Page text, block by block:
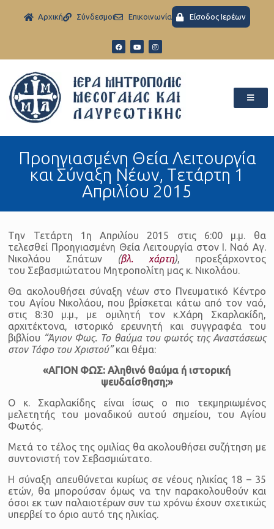
Aρχική Σύνδεσμοι Eπικοινωνία Είσοδος Ιερέων
Προηγιασμένη Θεία Λειτουργία
και Σύναξη Νέων, Tετάρτη 1
Απριλίου 2015
Tην Τετάρτη 1η Απριλίου 2015 στις 6:00 μ.μ. θα
τελεσθεί Προηγιασμένη Θεία Λειτουργία στον Ι. Ναό Αγ.
Νικολάου Σπάτων
(βλ. χάρτη), προεξάρχοντος
του Σεβασμιώτατου Μητροπολίτη μας κ. Νικολάου.
Θα ακολουθήσει σύναξη νέων στο Πνευματικό Κέντρο
του Αγίου Νικολάου, που βρίσκεται κάτω από τον ναό,
στις 8:30 μ.μ., με ομιλητή τον κ.Χάρη Σκαρλακίδη,
αρχιτέκτονα, ιστορικό ερευνητή και συγγραφέα του
βιβλίου “Άγιον Φως. Το θαύμα του φωτός της Αναστάσεως
στον Τάφο του Χριστού”και θέμα:
«ΑΓΙΟΝ ΦΩΣ: Αληθινό θαύμα ή ιστορική
ψευδαίσθηση;»
Ο κ. Σκαρλακίδης είναι ίσως ο πιο τεκμηριωμένος
μελετητής του μοναδικού αυτού σημείου, του Αγίου
Φωτός.
Μετά το τέλος της ομιλίας θα ακολουθήσει συζήτηση με
συντονιστή τον Σεβασμιώτατο.
Η σύναξη απευθύνεται κυρίως σε νέους ηλικίας 18 – 35
ετών, θα μπορούσαν όμως να την παρακολουθούν και
όσοι εκ των παλαιοτέρων συν τω χρόνω έχουν σχετικώς
υπερβεί το όριο αυτό της ηλικίας.